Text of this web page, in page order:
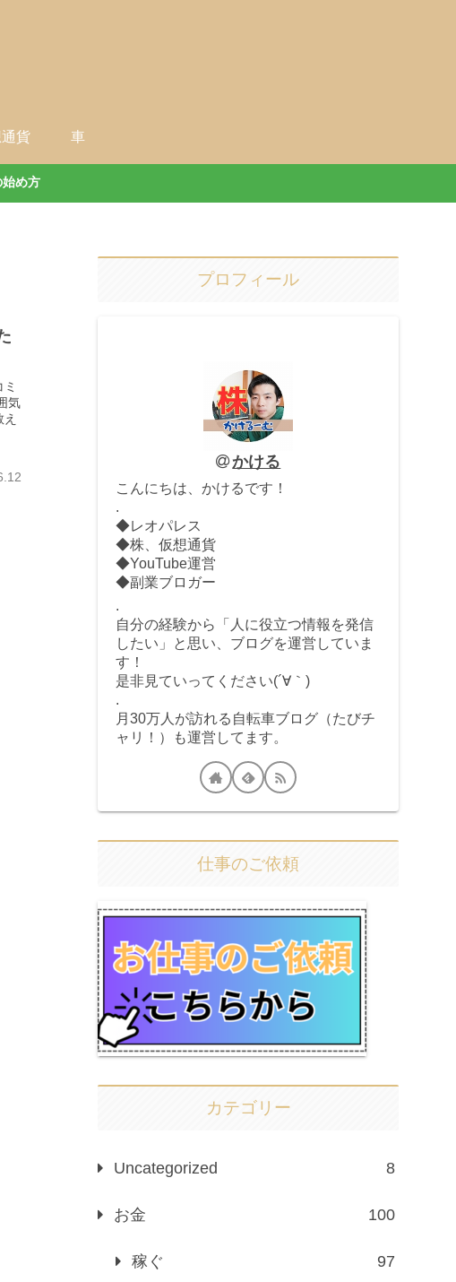
貨 車
始め方
気
プロフィール
かける
こんにちは、かけるです！
.
◆レオパレス
◆株、仮想通貨
◆YouTube運営
◆副業ブロガー
.
自分の経験から「人に役立つ情報を発信
したい」と思い、ブログを運営していま
す！
是非見ていってください(´∀｀)
.
月30万人が訪れる自転車ブログ（たびチ
ャリ！）も運営してます。
仕事のご依頼
カテゴリー
Uncategorized 8
お金 100
稼ぐ 97